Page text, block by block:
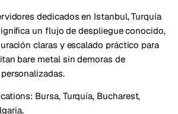
dedicados en Istanbul, Turquía
un flujo de despliegue conocido,
claras y escalado práctico para
bare metal sin demoras de
Bursa, Turquía, Bucharest,
.